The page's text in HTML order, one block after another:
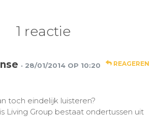
1 reactie
· 28/01/2014 OP 10:20
toch eindelijk luisteren?
Living Group bestaat ondertussen uit
REAGEREN